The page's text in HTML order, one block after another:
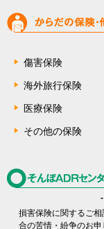
傷害保険
海外旅行保険
医療保険
その他の保険
損害保険に関するご
合の苦情・紛争のお申